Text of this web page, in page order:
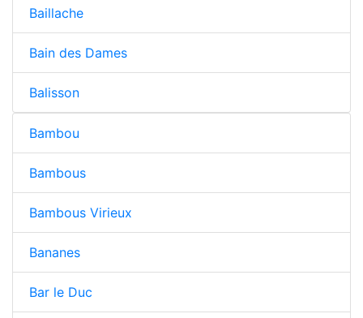
Baillache
Bain des Dames
Balisson
Bambou
Bambous
Bambous Virieux
Bananes
Bar le Duc